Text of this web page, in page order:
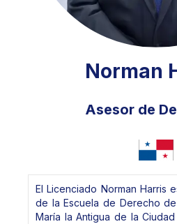
Norman
Asesor de
El Licenciado Norman Harris
de la Escuela de Derecho
María la Antigua de la